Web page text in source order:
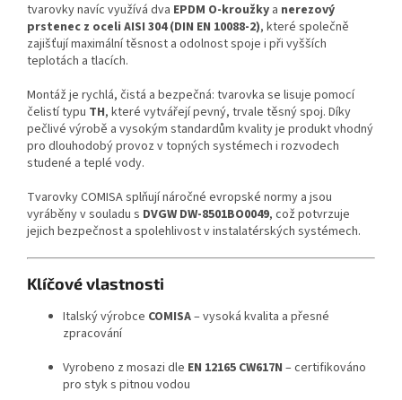
tvarovky navíc využívá dva EPDM O-kroužky a nerezový
prstenec z oceli AISI 304 (DIN EN 10088-2), které společně
zajišťují maximální těsnost a odolnost spoje i při vyšších
teplotách a tlacích.
Montáž je rychlá, čistá a bezpečná: tvarovka se lisuje pomocí
čelistí typu TH, které vytvářejí pevný, trvale těsný spoj. Díky
pečlivé výrobě a vysokým standardům kvality je produkt vhodný
pro dlouhodobý provoz v topných systémech i rozvodech
studené a teplé vody.
Tvarovky COMISA splňují náročné evropské normy a jsou
vyráběny v souladu s DVGW DW-8501BO0049, což potvrzuje
jejich bezpečnost a spolehlivost v instalatérských systémech.
Klíčové vlastnosti
Italský výrobce COMISA– vysoká kvalita a přesné
zpracování
Vyrobeno z mosazi dle EN 12165 CW617N – certifikováno
pro styk s pitnou vodou